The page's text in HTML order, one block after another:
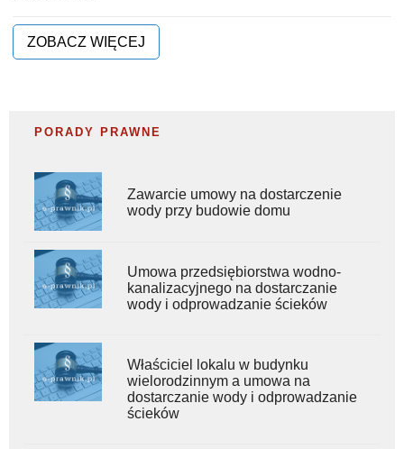
ZOBACZ WIĘCEJ
PORADY PRAWNE
Zawarcie umowy na dostarczenie
wody przy budowie domu
Umowa przedsiębiorstwa wodno-
kanalizacyjnego na dostarczanie
wody i odprowadzanie ścieków
Właściciel lokalu w budynku
wielorodzinnym a umowa na
dostarczanie wody i odprowadzanie
ścieków